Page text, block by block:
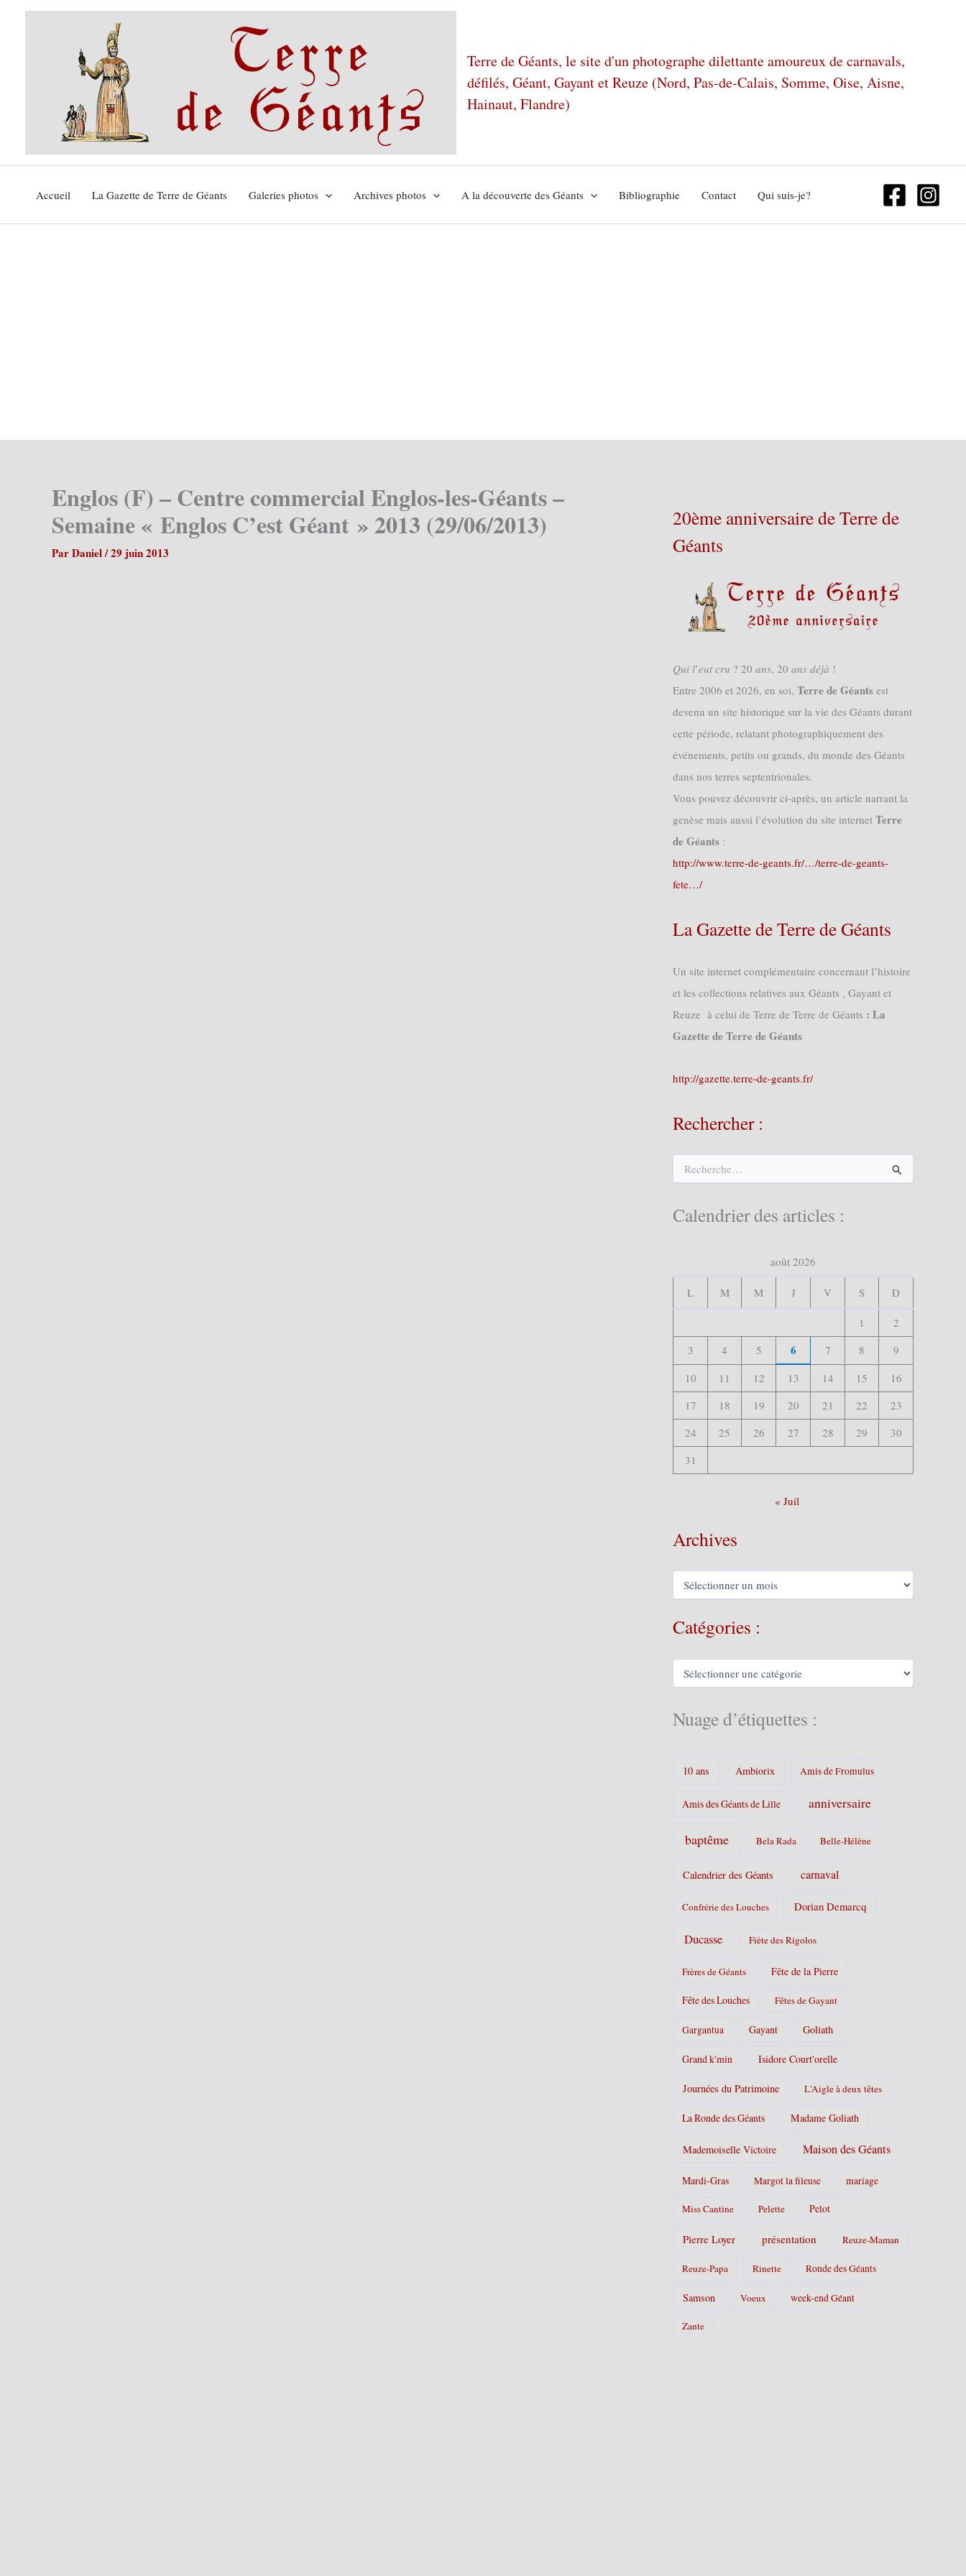
Terre de Géants, le site d'un photographe dilettante amoureux de carnavals,
défilés, Géant, Gayant et Reuze (Nord, Pas-de-Calais, Somme, Oise, Aisne,
Hainaut, Flandre)
Accueil La Gazette de Terre de Géants Galeries photos Archives photos A la découverte des Géants Bibliographie Contact Qui suis-je?
Englos (F) – Centre commercial Englos-les-Géants –
Semaine « Englos C’est Géant » 2013 (29/06/2013)
ParDaniel/29 juin 2013
20ème anniversaire de Terre de
Géants
𝑄𝑢𝑖 𝑙’𝑒𝑢𝑡 𝑐𝑟𝑢 ? 20 𝑎𝑛𝑠, 20 𝑎𝑛𝑠 𝑑𝑒́𝑗𝑎̀ !
Entre 2006 et 2026, en soi, Terre de Géants est
devenu un site historique sur la vie des Géants durant
cette période, relatant photographiquement des
événements, petits ou grands, du monde des Géants
dans nos terres septentrionales.
Vous pouvez découvrir ci-après, un article narrant la
genèse mais aussi l’évolution du site internet Terre
de Géants :
http://www.terre-de-geants.fr/…/terre-de-geants-
fete…/
La Gazette de Terre de Géants
Un site internet complémentaire concernant l’histoire
et les collections relatives aux Géants , Gayant et
Reuze à celui de Terre de Terre de Géants : La
Gazette de Terre de Géants
http://gazette.terre-de-geants.fr/
Rechercher :
e
e
Calendrier des articles :
août 2026
L M M J V S D
1
2
3
4 5 6 7 8
9
10
11 12 13 14 15
16
17
18 19 20 21 22
23
24
25 26 27 28 29
30
31
« Juil
Archives
h
i
e
Catégories :
C
g
Nuage d’étiquettes :
10 ans Ambiorix Amis de Fromulus
Amis des Géants de Lille anniversaire
baptême Bela Rada Belle-Hélène
Calendrier des Géants carnaval
Confrérie des Louches Dorian Demarcq
Ducasse Fiète des Rigolos
Frères de Géants Fête de la Pierre
Fête des Louches Fêtes de Gayant
Gargantua Gayant Goliath
Grand k'min Isidore Court'orelle
Journées du Patrimoine L'Aigle à deux têtes
La Ronde des Géants Madame Goliath
Mademoiselle Victoire Maison des Géants
Mardi-Gras Margot la fileuse mariage
Miss Cantine Pelette Pelot
Pierre Loyer présentation Reuze-Maman
Reuze-Papa Rinette Ronde des Géants
Samson Voeux week-end Géant
Zante